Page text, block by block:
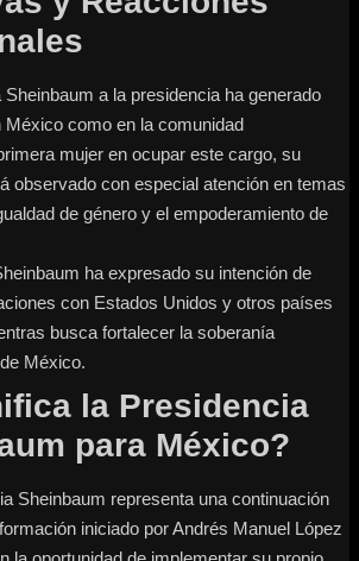
Sheinbaum a la presidencia ha generado
como en la comunidad
mujer en ocupar este cargo, su
observado con especial atención en temas
de género y el empoderamiento de
ha expresado su intención de
con Estados Unidos y otros países
busca fortalecer la soberanía
México.
la Presidencia
para México?
Sheinbaum representa una continuación
iniciado por Andrés Manuel López